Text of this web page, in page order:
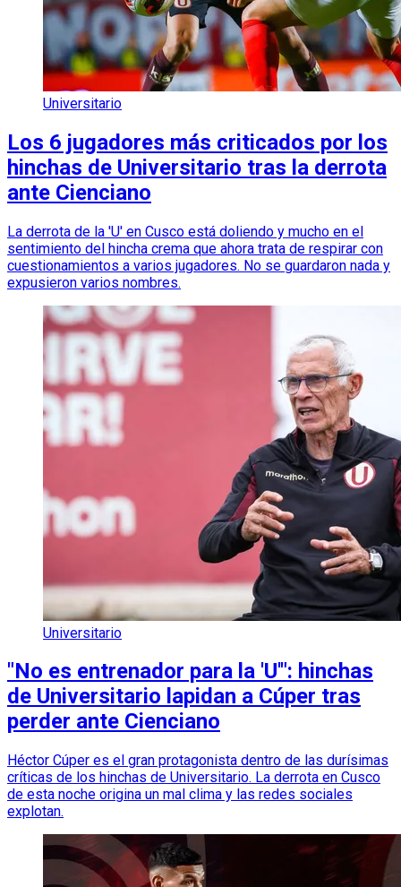
Universitario
Los 6 jugadores más criticados por los
hinchas de Universitario tras la derrota
ante Cienciano
La derrota de la 'U' en Cusco está doliendo y mucho en el
sentimiento del hincha crema que ahora trata de respirar con
cuestionamientos a varios jugadores. No se guardaron nada y
expusieron varios nombres.
Universitario
"No es entrenador para la 'U'": hinchas
de Universitario lapidan a Cúper tras
perder ante Cienciano
Héctor Cúper es el gran protagonista dentro de las durísimas
críticas de los hinchas de Universitario. La derrota en Cusco
de esta noche origina un mal clima y las redes sociales
explotan.